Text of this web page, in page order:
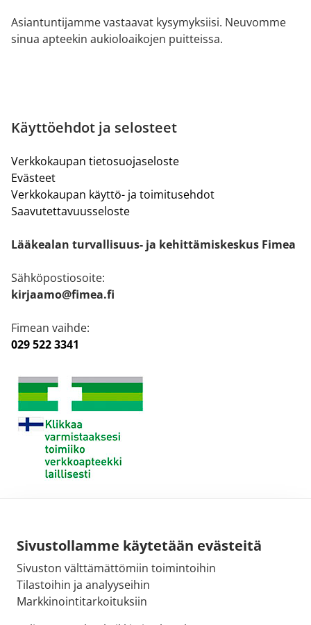
Sivustollamme käytetään evästeitä
Sivuston välttämättömiin toimintoihin
Tilastoihin ja analyyseihin
Markkinointitarkoituksiin
Asiantuntijamme vastaavat kysymyksiisi. Neuvomme
sinua apteekin aukioloaikojen puitteissa.
Käyttöehdot ja selosteet
Verkkokaupan tietosuojaseloste
Evästeet
Verkkokaupan käyttö- ja toimitusehdot
Saavutettavuusseloste
Lääkealan turvallisuus- ja kehittämiskeskus Fimea
Sähköpostiosoite:
kirjaamo@fimea.fi
Fimean vaihde:
029 522 3341